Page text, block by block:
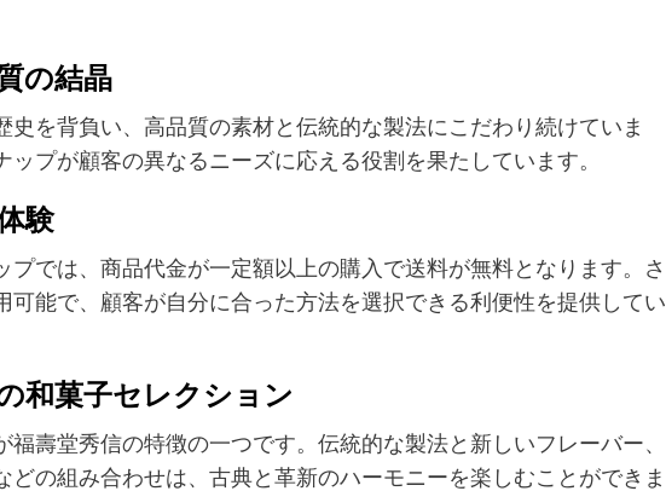
の結晶
を背負い、高品質の素材と伝統的な製法にこだわり続けていま
プが顧客の異なるニーズに応える役割を果たしています。
験
では、商品代金が一定額以上の購入で送料が無料となります。さ
可能で、顧客が自分に合った方法を選択できる利便性を提供してい
和菓子セレクション
壽堂秀信の特徴の一つです。伝統的な製法と新しいフレーバー、
の組み合わせは、古典と革新のハーモニーを楽しむことができま